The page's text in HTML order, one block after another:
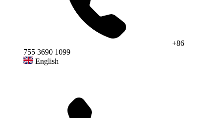
+86
755 3690 1099
English